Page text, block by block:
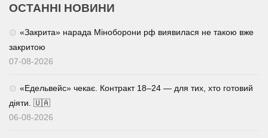
ОСТАННІ НОВИНИ
«Закрита» нарада Міноборони рф виявилася не такою вже
закритою
07-08-2026
«Едельвейс» чекає. Контракт 18–24 — для тих, хто готовий
діяти. 🇺🇦
06-08-2026